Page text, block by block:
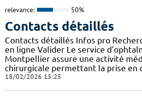
relevance: 50%
Contacts détaillés
Contacts détaillés Infos pro
en ligne Valider Le service
Montpellier assure une activité
chirurgicale permettant la prise en
18/02/2026 15:25